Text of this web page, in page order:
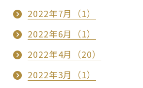
2022年7月（1）
2022年6月（1）
2022年4月（20）
2022年3月（1）